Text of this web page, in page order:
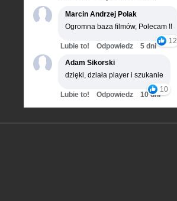
Marcin Andrzej Polak
Ogromna baza filmów, Polecam !!
12
Lubie to! Odpowiedz
5 dni
Adam Sikorski
dzięki, działa player i szukanie
10
Lubie to! Odpowiedz 10 dni